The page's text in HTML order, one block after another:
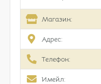
Магазин:
Адрес:
Телефон:
Имейл: